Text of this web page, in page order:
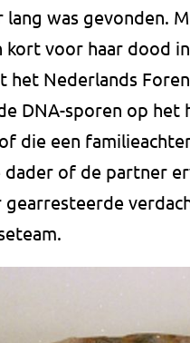
was gevonden.
kort voor haar dood
het Nederlands
DNA-sporen op het
die een
dader of de partner
gearresteerde